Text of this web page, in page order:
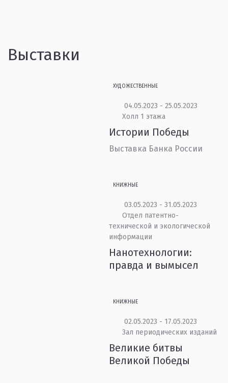
Выставки
ХУДОЖЕСТВЕННЫЕ
04.05.2023 - 25.05.2023
Холл 1 этажа
Истории Победы
Выставка Банка России
КНИЖНЫЕ
03.05.2023 - 31.05.2023
Отдел патентно-
технической и экологической
информации
Нанотехнологии:
правда и вымысел
КНИЖНЫЕ
02.05.2023 - 17.05.2023
Зал периодических изданий
Великие битвы
Великой Победы